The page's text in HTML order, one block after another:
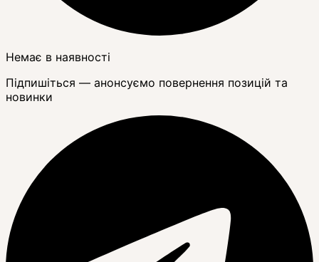
Немає в наявності
Підпишіться — анонсуємо повернення позицій та
новинки